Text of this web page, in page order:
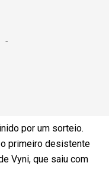
por um sorteio.
primeiro desistente
Vyni, que saiu com